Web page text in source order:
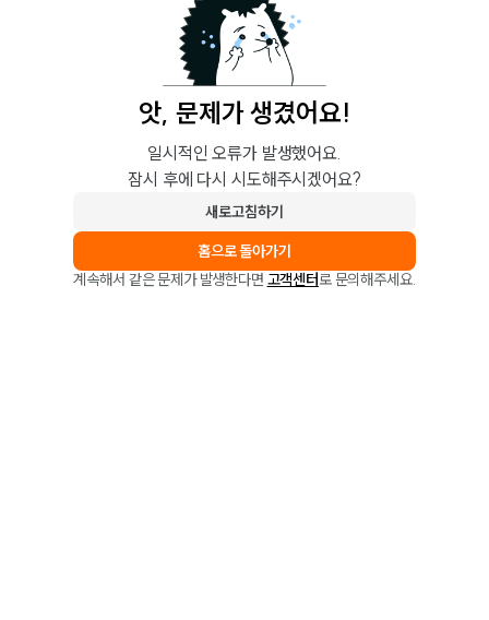
앗, 문제가 생겼어요!
일시적인 오류가 발생했어요.
잠시 후에 다시 시도해주시겠어요?
새로고침하기
홈으로 돌아가기
계속해서 같은 문제가 발생한다면 고객센터로 문의해주세요.